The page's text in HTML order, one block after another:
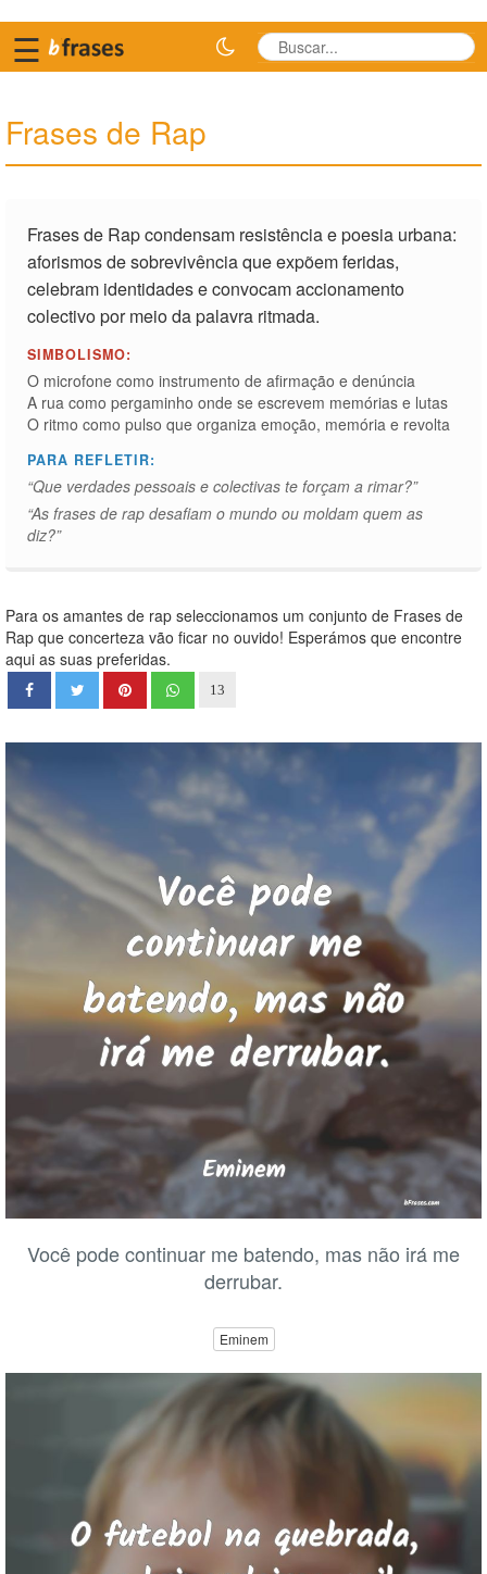
☰
Frases de Rap
Frases de Rap condensam resistência e poesia urbana:
aforismos de sobrevivência que expõem feridas,
celebram identidades e convocam accionamento
colectivo por meio da palavra ritmada.
SIMBOLISMO:
O microfone como instrumento de afirmação e denúncia
A rua como pergaminho onde se escrevem memórias e lutas
O ritmo como pulso que organiza emoção, memória e revolta
PARA REFLETIR:
“Que verdades pessoais e colectivas te forçam a rimar?”
“As frases de rap desafiam o mundo ou moldam quem as
diz?”
Para os amantes de rap seleccionamos um conjunto de Frases de
Rap que concerteza vão ficar no ouvido! Esperámos que encontre
aqui as suas preferidas.
13
Você pode continuar me batendo, mas não irá me
derrubar.
Eminem